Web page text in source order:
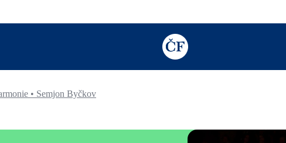
TODO: Add description for reader
• Semjon Byčkov